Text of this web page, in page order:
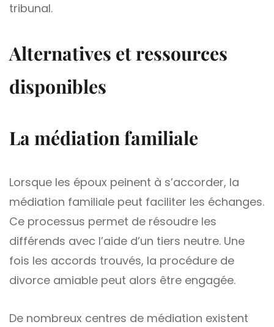
tribunal.
Alternatives et ressources
disponibles
La médiation familiale
Lorsque les époux peinent à s’accorder, la
médiation familiale peut faciliter les échanges.
Ce processus permet de résoudre les
différends avec l’aide d’un tiers neutre. Une
fois les accords trouvés, la procédure de
divorce amiable peut alors être engagée.
De nombreux centres de médiation existent